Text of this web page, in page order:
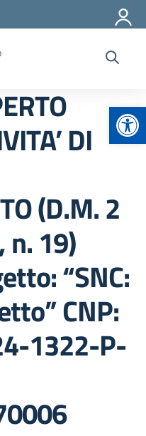
DI
(D.M. 2
n. 19)
“SNC:
CNP:
1322-P-